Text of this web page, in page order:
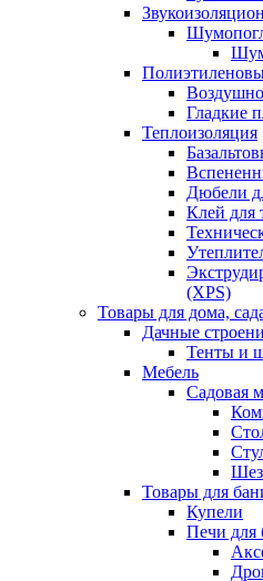
Гладкие
Теплоизоляция
Дюбели
Клей для
(XPS)
Товары для дома,
Дачные
Тенты и
Мебель
Садовая
Товары для
Купели
Печи для